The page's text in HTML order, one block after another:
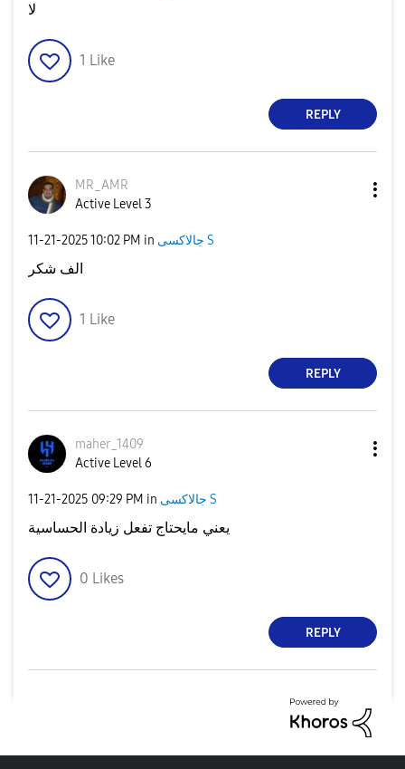
لا
1 Like
REPLY
MR_AMR
Active Level 3
‎11-21-202510:02 PM in جالاكسى S
الف شكر
1 Like
REPLY
maher_1409
Active Level 6
‎11-21-2025 09:29 PM in جالاكسى S
يعني مايحتاج تفعل زيادة الحساسية
0 Likes
REPLY